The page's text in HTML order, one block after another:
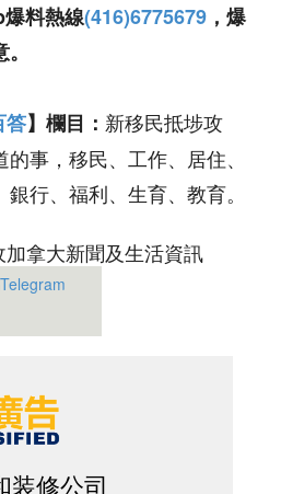
料熱線(416)6775679 ，爆
答】欄目： 新移民抵埗攻
事，移民、工作、居住、
行、福利、生育、教育。
拿大新聞及生活資訊